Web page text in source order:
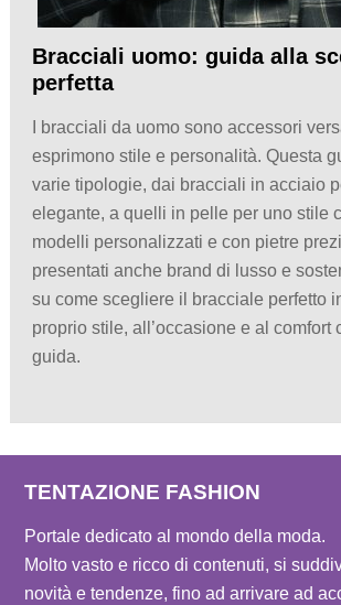
Bracciali uomo: guida alla
perfetta
I bracciali da uomo sono accessori
esprimono stile e personalità. Questa
varie tipologie, dai bracciali in acciaio
elegante, a quelli in pelle per uno stile
modelli personalizzati e con pietre
presentati anche brand di lusso e
su come scegliere il bracciale perfetto
proprio stile, all’occasione e al comfort
guida.
TENTAZIONE FASHION
Portale dedicato al mondo della moda.
Molto vasto e ricco di contenuti, si
novità e tendenze, fino ad arrivare ad